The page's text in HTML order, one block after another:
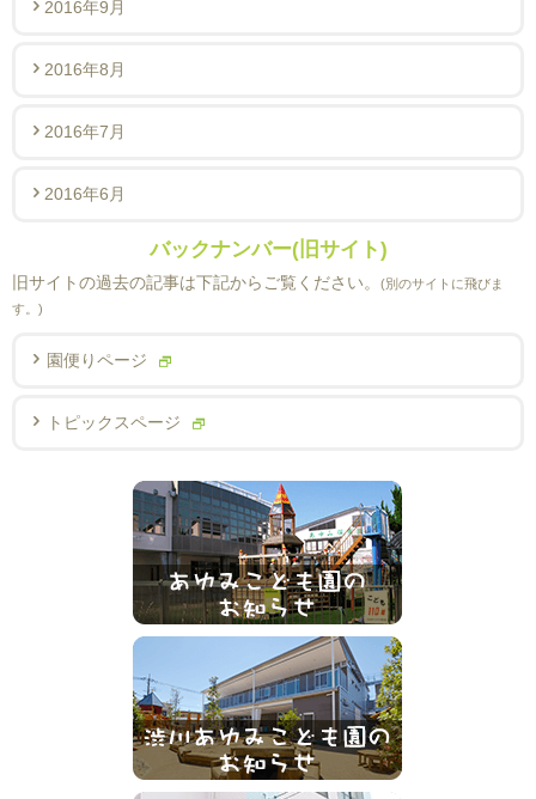
2016年9月
2016年8月
2016年7月
2016年6月
バックナンバー(旧サイト)
旧サイトの過去の記事は下記からご覧ください。
(別のサイトに飛びま
す。)
園便りページ
トピックスページ